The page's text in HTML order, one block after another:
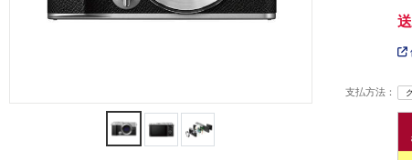
支払方法：